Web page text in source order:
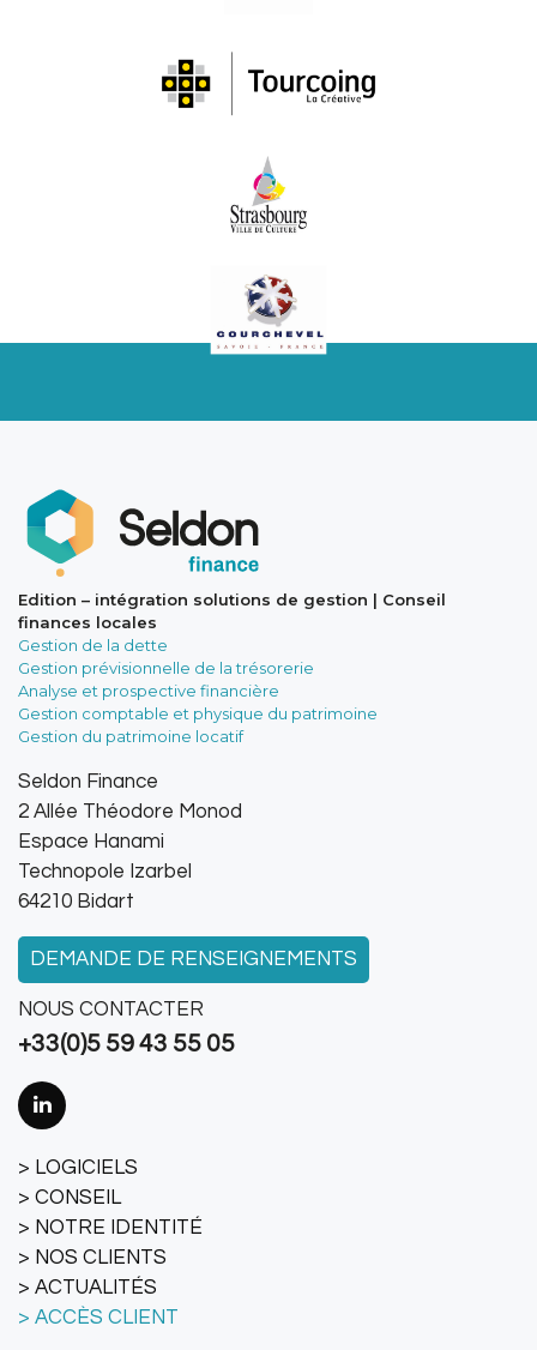
Edition – intégration solutions de gestion | Conseil
finances locales
Gestion de la dette
Gestion prévisionnelle de la trésorerie
Analyse et prospective financière
Gestion comptable et physique du patrimoine
Gestion du patrimoine locatif
Seldon Finance
2 Allée Théodore Monod
Espace Hanami
Technopole Izarbel
64210 Bidart
DEMANDE DE RENSEIGNEMENTS
NOUS CONTACTER
+33(0)5 59 43 55 05
LOGICIELS
CONSEIL
NOTRE IDENTITÉ
NOS CLIENTS
ACTUALITÉS
ACCÈS CLIENT